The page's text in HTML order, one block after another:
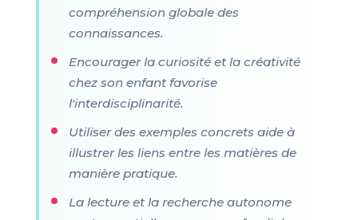
compréhension globale des
connaissances.
Encourager la curiosité et la créativité
chez son enfant favorise
l'interdisciplinarité.
Utiliser des exemples concrets aide à
illustrer les liens entre les matières de
manière pratique.
La lecture et la recherche autonome